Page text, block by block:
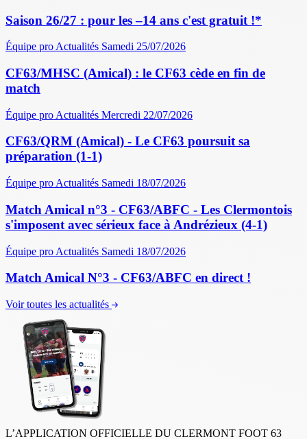
Saison 26/27 : pour les –14 ans c'est gratuit !*
Équipe pro Actualités Samedi 25/07/2026
CF63/MHSC (Amical) : le CF63 cède en fin de
match
Équipe pro Actualités Mercredi 22/07/2026
CF63/QRM (Amical) - Le CF63 poursuit sa
préparation (1-1)
Équipe pro Actualités Samedi 18/07/2026
Match Amical n°3 - CF63/ABFC - Les Clermontois
s'imposent avec sérieux face à Andrézieux (4-1)
Équipe pro Actualités Samedi 18/07/2026
Match Amical N°3 - CF63/ABFC en direct !
Voir toutes les actualités
L’APPLICATION OFFICIELLE DU CLERMONT FOOT 63